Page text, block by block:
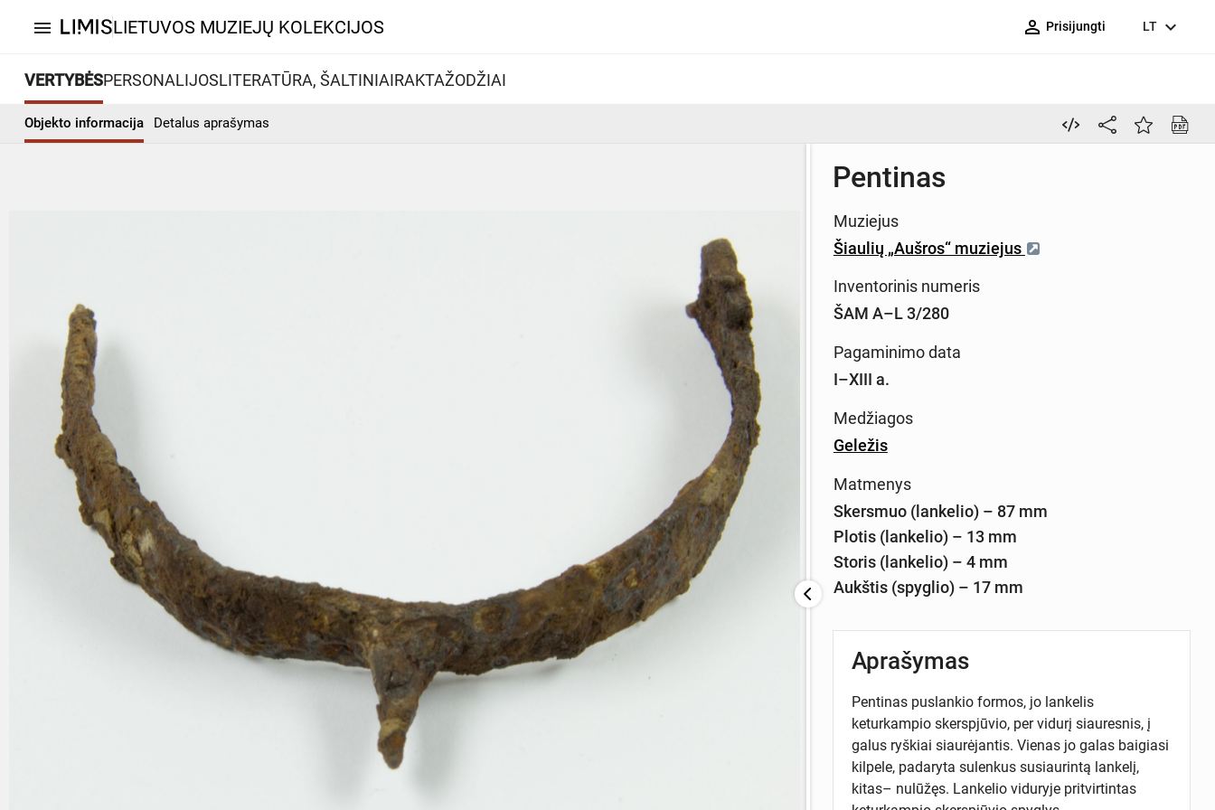
menu LIETUVOS MUZIEJŲ KOLEKCIJOS person_outline Prisijungti LT expand_more
VERTYBĖSPERSONALIJOSLITERATŪRA, ŠALTINIAIRAKTAŽODŽIAI
Objekto informacija Detalus aprašymas
Pentinas
Muziejus
Šiaulių „Aušros“ muziejus
Inventorinis numeris
ŠAM A–L 3/280
Pagaminimo data
I–XIII a.
Medžiagos
Geležis
Matmenys
Skersmuo (lankelio) – 87 mm
Plotis (lankelio) – 13 mm
Storis (lankelio) – 4 mm
Aukštis (spyglio) – 17 mm
Aprašymas
Pentinas puslankio formos, jo lankelis
keturkampio skerspjūvio, per vidurį siauresnis, į
galus ryškiai siaurėjantis. Vienas jo galas baigiasi
kilpele, padaryta sulenkus susiaurintą lankelį,
kitas– nulūžęs. Lankelio viduryje pritvirtintas